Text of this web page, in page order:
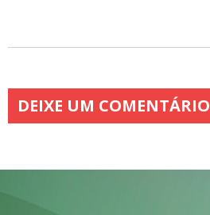
DEIXE UM COMENTÁRIO